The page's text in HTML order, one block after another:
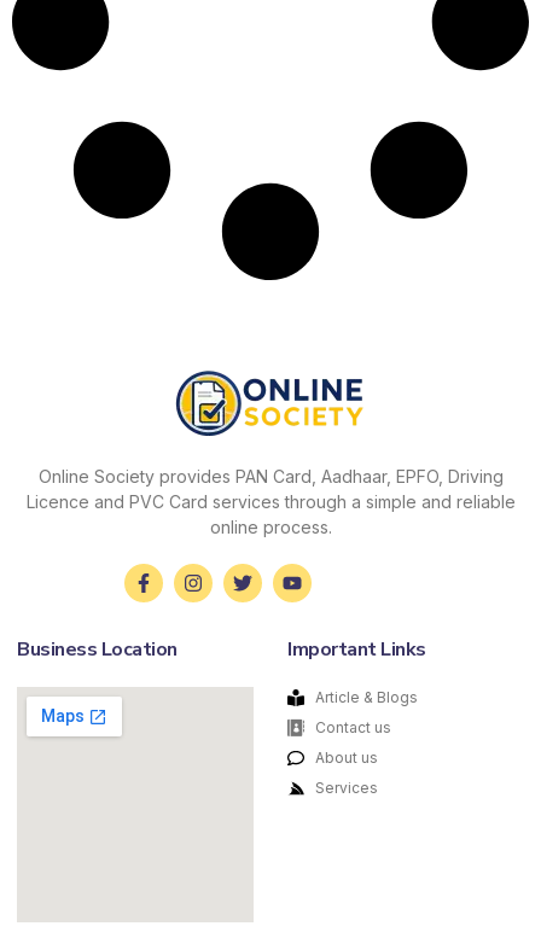
Online Society provides PAN Card, Aadhaar, EPFO, Driving
Licence and PVC Card services through a simple and reliable
online process.
Business Location Important Links
Article & Blogs
Contact us
About us
Services